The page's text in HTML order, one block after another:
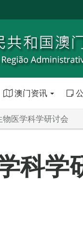
澳门资讯
医学科学研讨会
科学